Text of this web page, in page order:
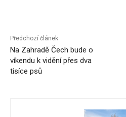
Předchozí článek
Na Zahradě Čech bude o
víkendu k vidění přes dva
tisíce psů